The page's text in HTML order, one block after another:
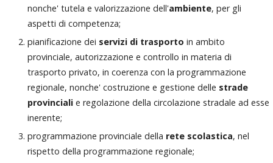
nonche' tutela e valorizzazione dell'ambiente, per gli
aspetti di competenza;
pianificazione dei servizi di trasporto in ambito
provinciale, autorizzazione e controllo in materia di
trasporto privato, in coerenza con la programmazione
regionale, nonche' costruzione e gestione delle strade
provinciali e regolazione della circolazione stradale ad esse
inerente;
programmazione provinciale della rete scolastica, nel
rispetto della programmazione regionale;